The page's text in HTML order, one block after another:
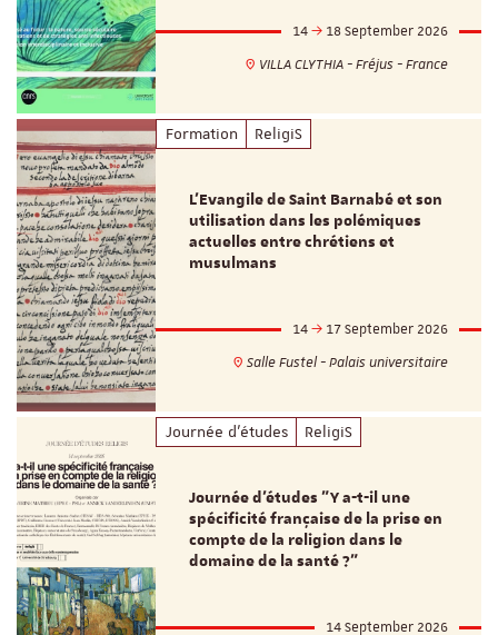
14
18 September 2026
VILLA CLYTHIA - Fréjus - France
Formation ReligiS
L’Evangile de Saint Barnabé et son
utilisation dans les polémiques
actuelles entre chrétiens et
musulmans
14
17 September 2026
Salle Fustel - Palais universitaire
Journée d'études ReligiS
Journée d’études "Y a-t-il une
spécificité française de la prise en
compte de la religion dans le
domaine de la santé ?"
14 September 2026